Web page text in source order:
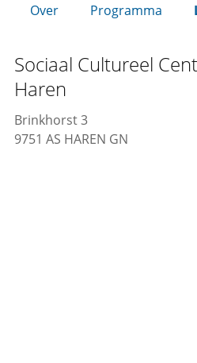
Over Programma
Sociaal Cultureel
Haren
Brinkhorst 3
9751 AS HAREN GN